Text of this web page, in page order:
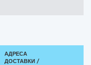
АДРЕСА
ДОСТАВКИ /